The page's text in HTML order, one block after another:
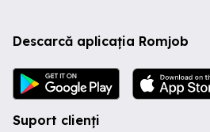
Descarcă aplicația Romjob
Suport clienți